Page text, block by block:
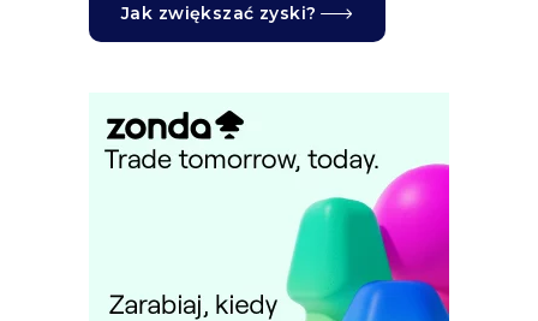
Jak zwiększać zyski?